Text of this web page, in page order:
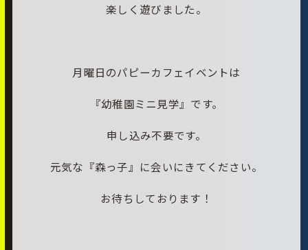
楽しく遊びました。
月曜日のパピーカフェイベントは
『幼稚園ミニ見学』です。
申し込み不要です。
元気な『森っ子』に会いにきてください。
お待ちしております！